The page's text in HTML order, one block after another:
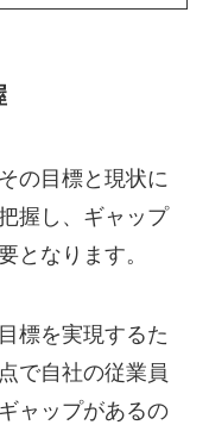
の目標と現状に
握し、ギャップ
となります。
標を実現するた
で自社の従業員
ャップがあるの